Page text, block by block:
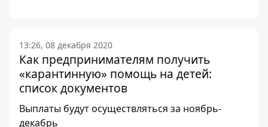
13:26, 08 декабря 2020
Как предпринимателям получить
«карантинную» помощь на детей:
список документов
Выплаты будут осуществляться за ноябрь-
декабрь